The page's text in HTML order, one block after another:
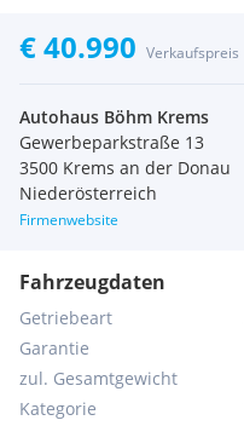
€ 40.990 Verkaufspreis
Autohaus Böhm Krems
Gewerbeparkstraße 13
3500 Krems an der Donau
Niederösterreich
Firmenwebsite
Fahrzeugdaten
Getriebeart
Garantie
zul. Gesamtgewicht
Kategorie